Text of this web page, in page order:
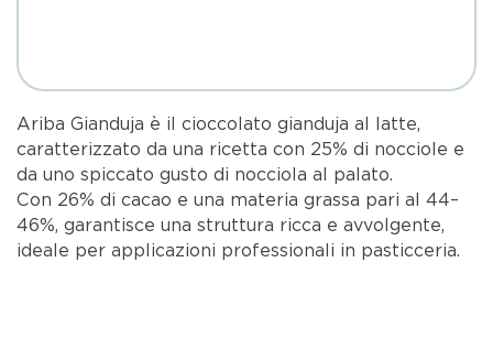
Ariba Gianduja è il cioccolato gianduja al latte,
caratterizzato da una ricetta con 25% di nocciole e
da uno spiccato gusto di nocciola al palato.
Con 26% di cacao e una materia grassa pari al 44–
46%, garantisce una struttura ricca e avvolgente,
ideale per applicazioni professionali in pasticceria.